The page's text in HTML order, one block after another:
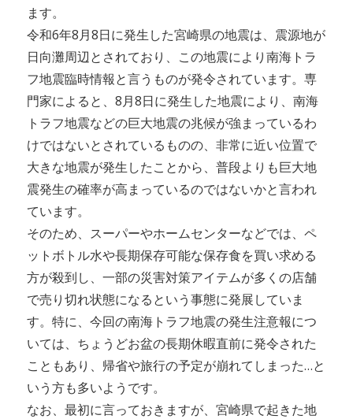
ます。
令和6年8月8日に発生した宮崎県の地震は、震源地が
日向灘周辺とされており、この地震により南海トラ
フ地震臨時情報と言うものが発令されています。専
門家によると、8月8日に発生した地震により、南海
トラフ地震などの巨大地震の兆候が強まっているわ
けではないとされているものの、非常に近い位置で
大きな地震が発生したことから、普段よりも巨大地
震発生の確率が高まっているのではないかと言われ
ています。
そのため、スーパーやホームセンターなどでは、ペ
ットボトル水や長期保存可能な保存食を買い求める
方が殺到し、一部の災害対策アイテムが多くの店舗
で売り切れ状態になるという事態に発展していま
す。特に、今回の南海トラフ地震の発生注意報につ
いては、ちょうどお盆の長期休暇直前に発令された
こともあり、帰省や旅行の予定が崩れてしまった…と
いう方も多いようです。
なお、最初に言っておきますが、宮崎県で起きた地